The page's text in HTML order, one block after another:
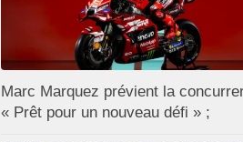
Marc Marquez prévient la
« Prêt pour un nouveau défi » ;